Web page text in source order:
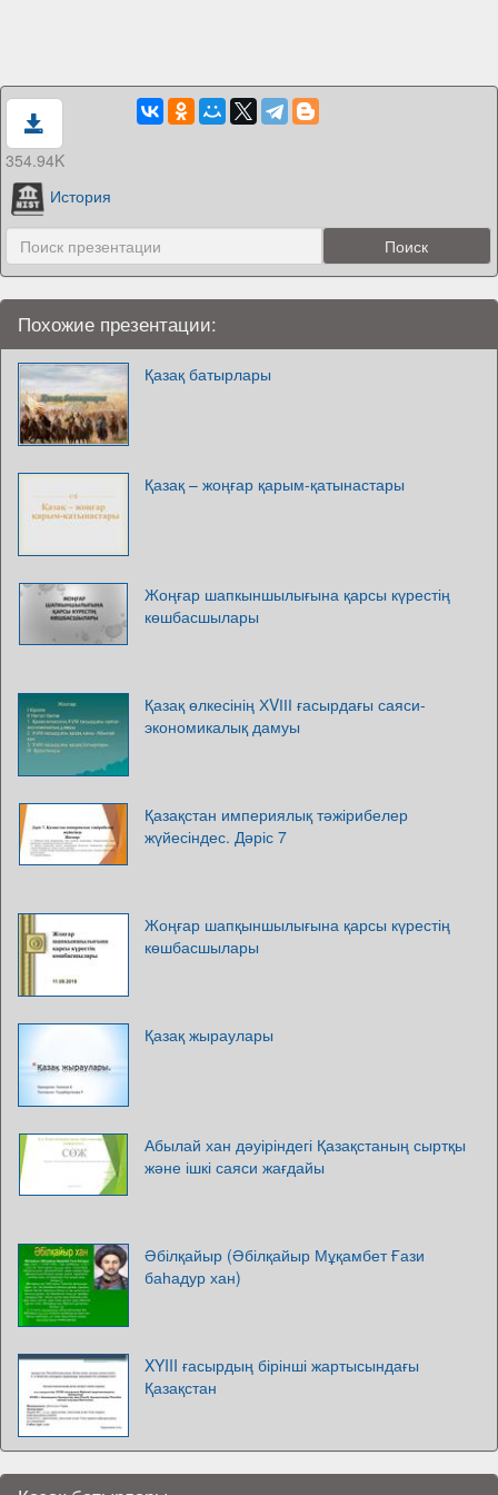
354.94K
История
Похожие презентации:
Қазақ батырлары
Қазақ – жоңғар қарым-қатынастары
Жоңғар шапкыншылығына қарсы күрестің
көшбасшылары
Қазақ өлкесінің ХVІІІ ғасырдағы саяси-
экономикалық дамуы
Қазақстан империялық тәжірибелер
жүйесіндес. Дәріс 7
Жоңғар шапқыншылығына қарсы күрестің
көшбасшылары
Қазақ жыраулары
Абылай хан дәуіріндегі Қазақстаның сыртқы
және ішкі саяси жағдайы
Әбілқайыр (Әбілқайыр Мұқамбет Ғази
баһадур хан)
XYIII ғасырдың бірінші жартысындағы
Қазақстан